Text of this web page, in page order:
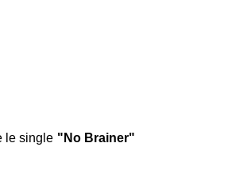
le single "No Brainer"